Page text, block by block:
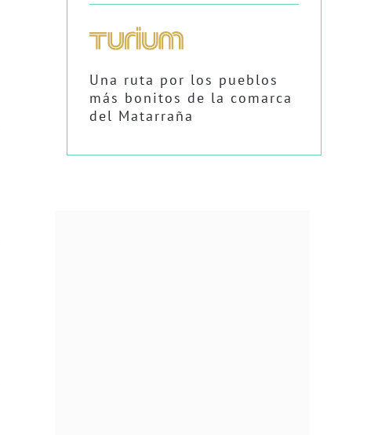
Una ruta por los pueblos
más bonitos de la comarca
del Matarraña